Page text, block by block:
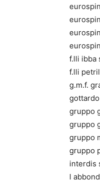
f.lli ibba
f.lli
g.m.f.
gruppo
gruppo
gruppo
gruppo
interdis
l